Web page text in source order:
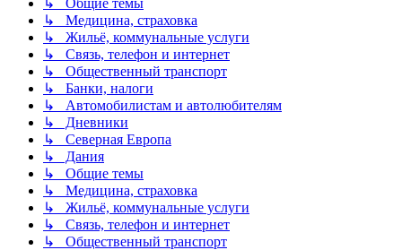
↳ Медицина, страховка
↳ Жильё, коммунальные услуги
↳ Связь, телефон и интернет
↳ Общественный транспорт
↳ Банки, налоги
↳ Автомобилистам и автолюбителям
↳ Дневники
↳ Северная Европа
↳ Дания
↳ Общие темы
↳ Медицина, страховка
↳ Жильё, коммунальные услуги
↳ Связь, телефон и интернет
↳ Общественный транспорт